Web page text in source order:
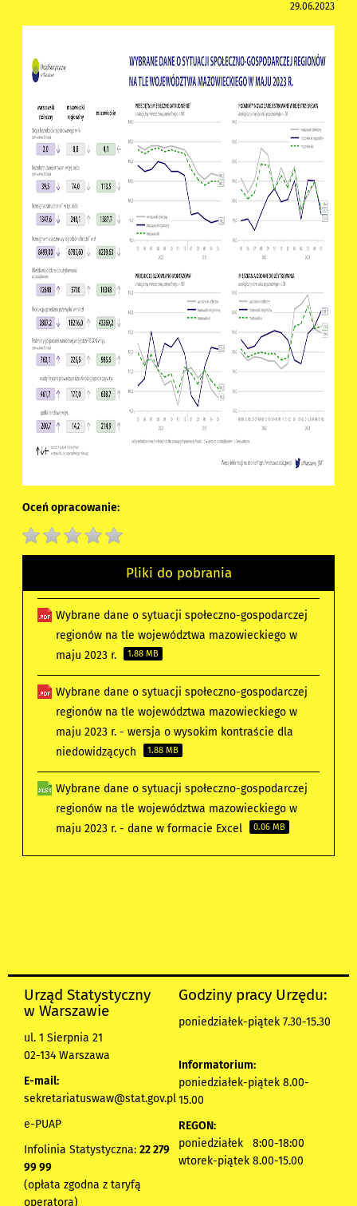
29.06.2023
Oceń opracowanie:
Pliki do pobrania
Wybrane dane o sytuacji społeczno-gospodarczej
regionów na tle województwa mazowieckiego w
maju 2023 r.
1.88 MB
Wybrane dane o sytuacji społeczno-gospodarczej
regionów na tle województwa mazowieckiego w
maju 2023 r. - wersja o wysokim kontraście dla
niedowidzących
1.88 MB
Wybrane dane o sytuacji społeczno-gospodarczej
regionów na tle województwa mazowieckiego w
maju 2023 r. - dane w formacie Excel
0.06 MB
Urząd Statystyczny
w Warszawie
ul. 1 Sierpnia 21
02-134 Warszawa
E-mail:
sekretariatuswaw@stat.gov.pl
e-PUAP
Infolinia Statystyczna: 22 279
99 99
(opłata zgodna z taryfą
operatora)
Godziny pracy Urzędu:
poniedziałek-piątek 7.30-15.30
Informatorium:
poniedziałek-piątek 8.00-
15.00
REGON:
poniedziałek 8:00-18:00
wtorek-piątek 8.00-15.00